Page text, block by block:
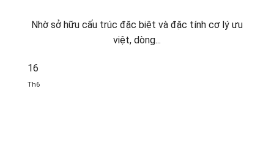
Nhờ sở hữu cấu trúc đặc biệt và đặc tính cơ lý ưu
việt, dòng...
16
Th6